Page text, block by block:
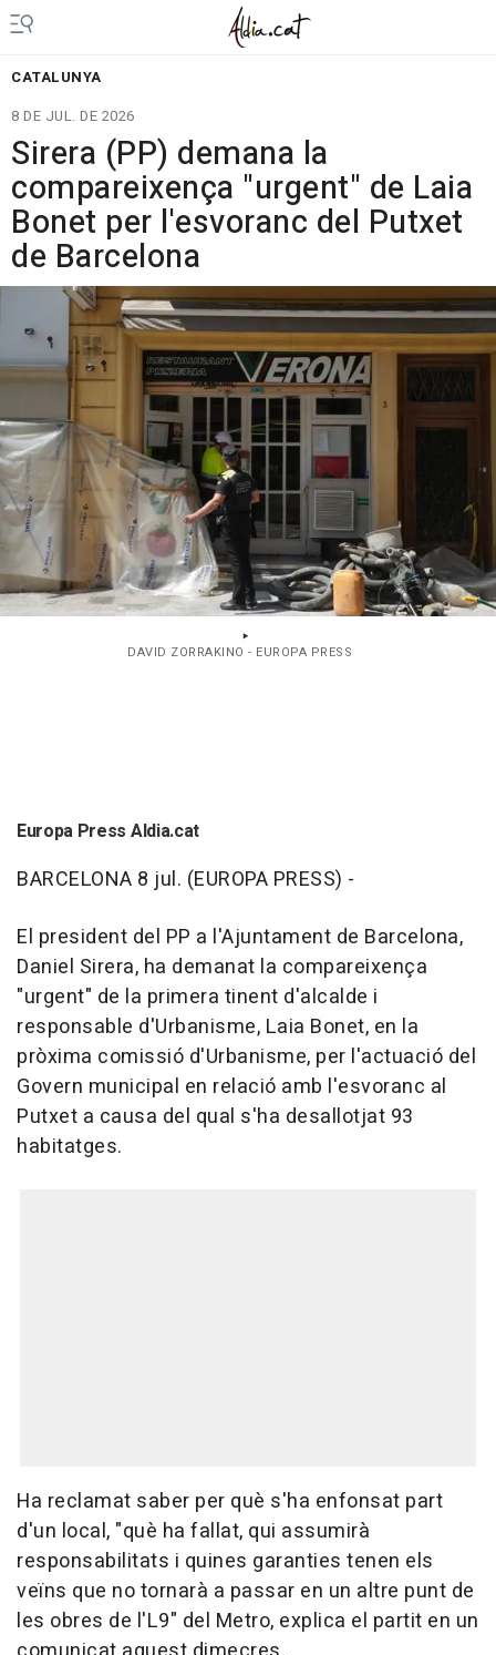
CATALUNYA
8 DE JUL. DE 2026
Sirera (PP) demana la
compareixença "urgent" de Laia
Bonet per l'esvoranc del Putxet
de Barcelona
DAVID ZORRAKINO - EUROPA PRESS
Europa Press Aldia.cat
BARCELONA 8 jul. (EUROPA PRESS) -
El president del PP a l'Ajuntament de Barcelona,
Daniel Sirera, ha demanat la compareixença
"urgent" de la primera tinent d'alcalde i
responsable d'Urbanisme, Laia Bonet, en la
pròxima comissió d'Urbanisme, per l'actuació del
Govern municipal en relació amb l'esvoranc al
Putxet a causa del qual s'ha desallotjat 93
habitatges.
Ha reclamat saber per què s'ha enfonsat part
d'un local, "què ha fallat, qui assumirà
responsabilitats i quines garanties tenen els
veïns que no tornarà a passar en un altre punt de
les obres de l'L9" del Metro, explica el partit en un